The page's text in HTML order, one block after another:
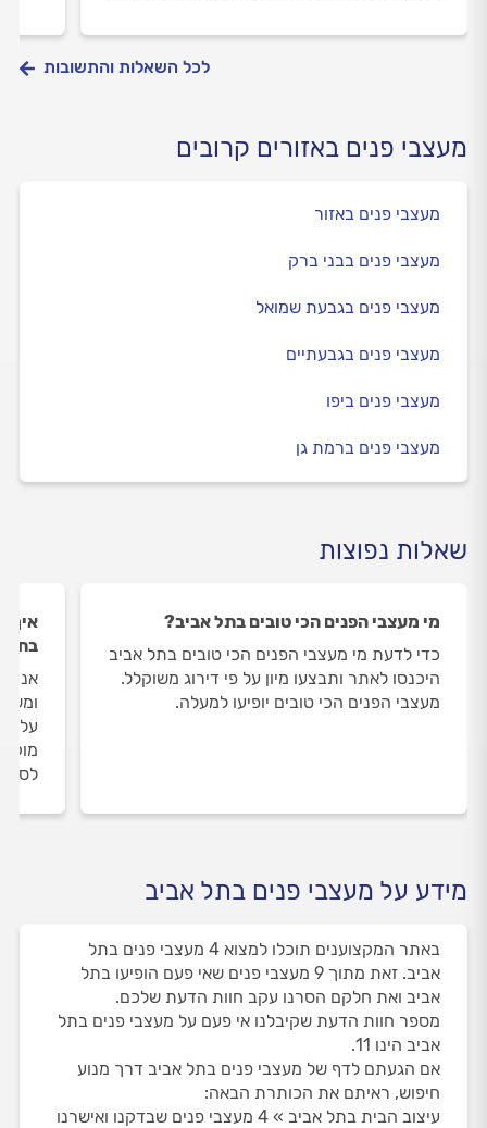
לכל השאלות והתשובות
מעצבי פנים באזורים קרובים
מעצבי פנים באזור
מעצבי פנים בבני ברק
מעצבי פנים בגבעת שמואל
מעצבי פנים בגבעתיים
מעצבי פנים ביפו
מעצבי פנים ברמת גן
שאלות נפוצות
מי מעצבי הפנים הכי טובים בתל אביב?
כדי לדעת מי מעצבי הפנים הכי טובים בתל אביב
היכנסו לאתר ותבצעו מיון על פי דירוג משוקלל.
מעצבי הפנים הכי טובים יופיעו למעלה.
איך
בתל
על
מידע על מעצבי פנים בתל אביב
באתר המקצוענים תוכלו למצוא 4 מעצבי פנים בתל
אביב. זאת מתוך 9 מעצבי פנים שאי פעם הופיעו בתל
אביב ואת חלקם הסרנו עקב חוות הדעת שלכם.
מספר חוות הדעת שקיבלנו אי פעם על מעצבי פנים בתל
אביב הינו 11.
אם הגעתם לדף של מעצבי פנים בתל אביב דרך מנוע
חיפוש, ראיתם את הכותרת הבאה:
עיצוב הבית בתל אביב » 4 מעצבי פנים שבדקנו ואישרנו